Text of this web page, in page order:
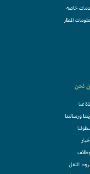
خاصة
المطار
ورسالتنا
النقل